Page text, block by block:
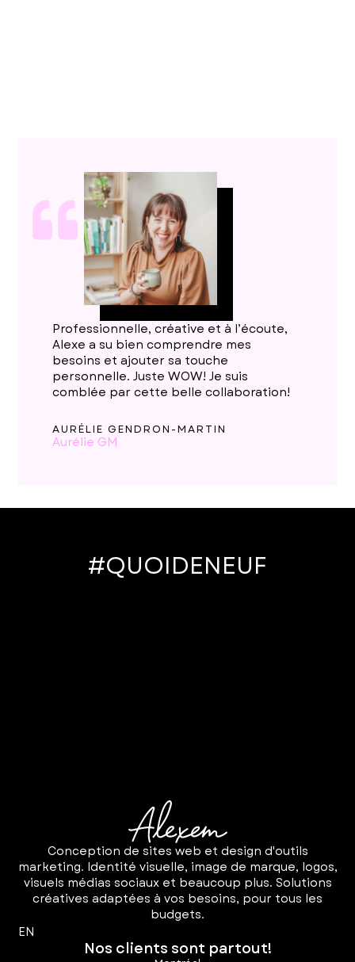
Professionnelle, créative et à l’écoute,
Alexe a su bien comprendre mes
besoins et ajouter sa touche
personnelle. Juste WOW! Je suis
comblée par cette belle collaboration!
AURÉLIE GENDRON-MARTIN
Aurélie GM
#QUOIDENEUF
Conception de sites web et design d'outils
marketing. Identité visuelle, image de marque, logos,
visuels médias sociaux et beaucoup plus. Solutions
créatives adaptées à vos besoins, pour tous les
budgets.
EN
Nos clients sont partout!